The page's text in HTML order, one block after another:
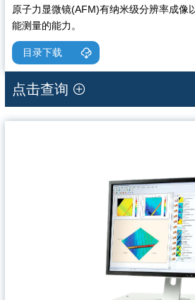
原子力显微镜(AFM)有纳米级分辨率成像
能测量的能力。
目录下载
点击查询